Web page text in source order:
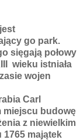
go park.
sięgają połowy
wieku istniała
wojen
Carl
miejscu budowę
z niewielkim
1765 majątek